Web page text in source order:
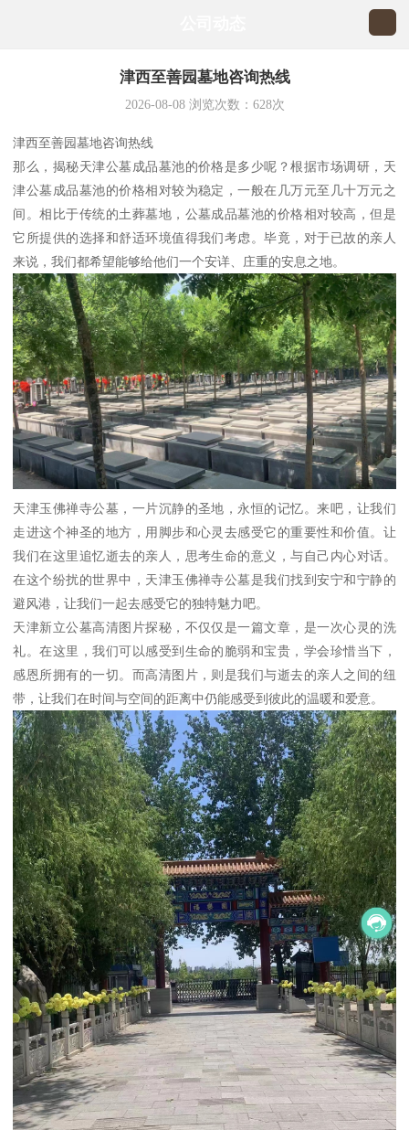
津西至善园墓地咨询热线
2026-08-08浏览次数： 628次
津西至善园墓地咨询热线
那么，揭秘天津公墓成品墓池的价格是多少呢？根据市场调研，天
津公墓成品墓池的价格相对较为稳定，一般在几万元至几十万元之
间。相比于传统的土葬墓地，公墓成品墓池的价格相对较高，但是
它所提供的选择和舒适环境值得我们考虑。毕竟，对于已故的亲人
来说，我们都希望能够给他们一个安详、庄重的安息之地。
天津玉佛禅寺公墓，一片沉静的圣地，永恒的记忆。来吧，让我们
走进这个神圣的地方，用脚步和心灵去感受它的重要性和价值。让
我们在这里追忆逝去的亲人，思考生命的意义，与自己内心对话。
在这个纷扰的世界中，天津玉佛禅寺公墓是我们找到安宁和宁静的
避风港，让我们一起去感受它的独特魅力吧。
天津新立公墓高清图片探秘，不仅仅是一篇文章，是一次心灵的洗
礼。在这里，我们可以感受到生命的脆弱和宝贵，学会珍惜当下，
感恩所拥有的一切。而高清图片，则是我们与逝去的亲人之间的纽
带，让我们在时间与空间的距离中仍能感受到彼此的温暖和爱意。